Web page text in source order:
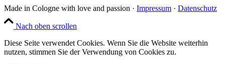
Made in Cologne with love and passion · Impressum · Datenschutz
Nach oben scrollen
Diese Seite verwendet Cookies. Wenn Sie die Website weiterhin
nutzen, stimmen Sie der Verwendung von Cookies zu.